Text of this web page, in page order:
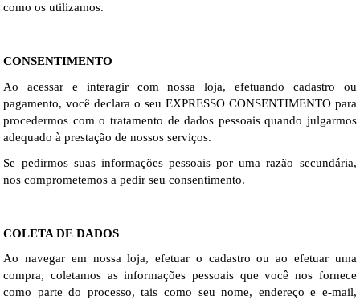
como os utilizamos.
CONSENTIMENTO
Ao acessar e interagir com nossa loja, efetuando cadastro ou
pagamento, você declara o seu EXPRESSO CONSENTIMENTO para
procedermos com o tratamento de dados pessoais quando julgarmos
adequado à prestação de nossos serviços.
Se pedirmos suas informações pessoais por uma razão secundária,
nos comprometemos a pedir seu consentimento.
COLETA DE DADOS
Ao navegar em nossa loja, efetuar o cadastro ou ao efetuar uma
compra, coletamos as informações pessoais que você nos fornece
como parte do processo, tais como seu nome, endereço e e-mail,